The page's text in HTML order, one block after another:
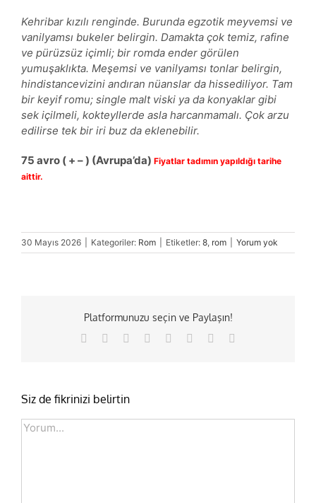
Kehribar kızılı renginde. Burunda egzotik meyvemsi ve
vanilyamsı bukeler belirgin. Damakta çok temiz, rafine
ve pürüzsüz içimli; bir romda ender görülen
yumuşaklıkta. Meşemsi ve vanilyamsı tonlar belirgin,
hindistancevizini andıran nüanslar da hissediliyor. Tam
bir keyif romu; single malt viski ya da konyaklar gibi
sek içilmeli, kokteyllerde asla harcanmamalı. Çok arzu
edilirse tek bir iri buz da eklenebilir.
75 avro( + – ) (Avrupa’da) Fiyatlar tadımın yapıldığı tarihe
aittir.
30 Mayıs 2026 Kategoriler: Rom Etiketler: 8, rom Yorum yok
Platformunuzu seçin ve Paylaşın!
Facebook Reddit LinkedIn
TumblrPinterest
Siz de fikrinizi belirtin
Comment